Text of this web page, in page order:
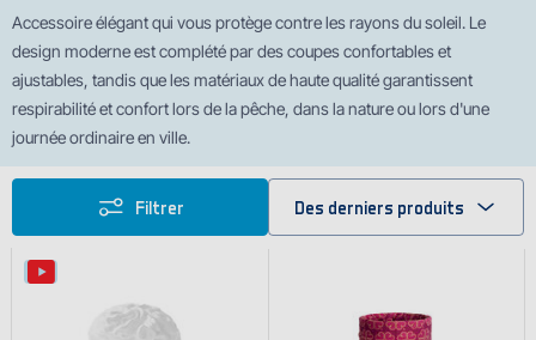
Accessoire élégant qui vous protège contre les rayons du soleil. Le
design moderne est complété par des coupes confortables et
ajustables, tandis que les matériaux de haute qualité garantissent
respirabilité et confort lors de la pêche, dans la nature ou lors d'une
journée ordinaire en ville.
Filtrer Des derniers produits